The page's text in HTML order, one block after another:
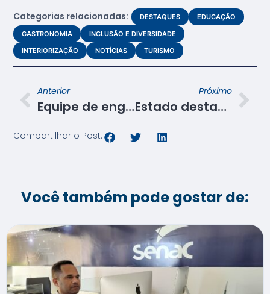
Categorias relacionadas: DESTAQUES
EDUCAÇÃO
GASTRONOMIA
INCLUSÃO E DIVERSIDADE
INTERIORIZAÇÃO
NOTÍCIAS TURISMO
Anterior
Equipe de engenharia e arquitetura do Senac participa de curso sobre fiscalização de obras
Próximo
Estado destaca a parceria com a Fecomércio e Senac em evento sobre mercado de trabalho para jovens
Compartilhar o Post:
Você também pode gostar de: